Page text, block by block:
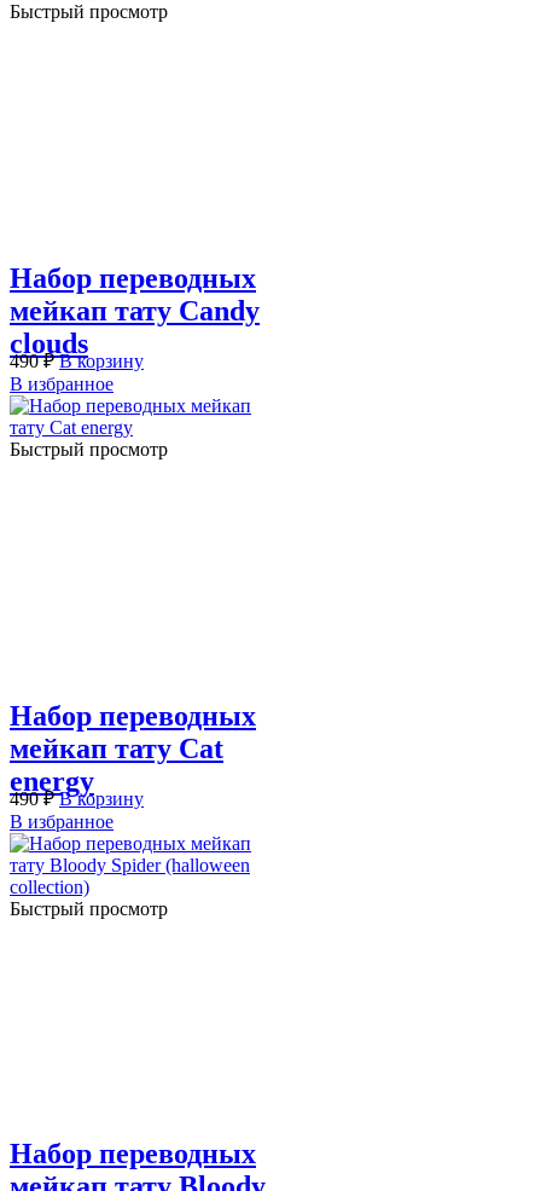
Быстрый просмотр
Набор переводных
мейкап тату Candy
clouds
490₽ В корзину
В избранное
Быстрый просмотр
Набор переводных
мейкап тату Cat
energy
490₽ В корзину
В избранное
Быстрый просмотр
Набор переводных